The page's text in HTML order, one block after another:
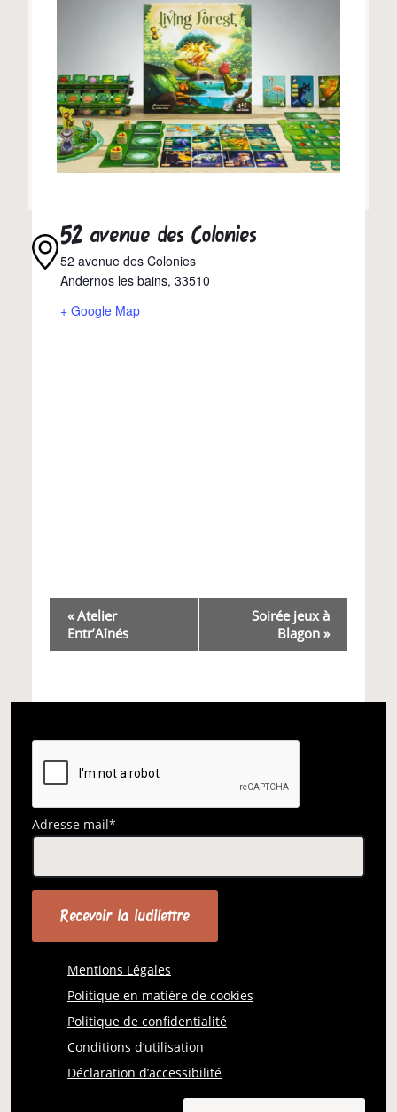
52 avenue des Colonies
52 avenue des Colonies
Andernos les bains, 33510
+ Google Map
Navigation
Évènement
«Atelier
Entr’Aînés
Soirée jeux à
Blagon »
Adresse mail*
Mentions Légales
Politique en matière de cookies
Politique de confidentialité
Conditions d’utilisation
Déclaration d’accessibilité